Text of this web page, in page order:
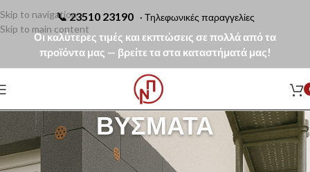
📞23510 23190 · Τηλεφωνικές παραγγελίες
Οι καλύτερες τιμές και εκπτώσεις σε πολλά από τα
προϊόντα μας — βρείτε τα στα καταστήματά μας!
Skip to navigation
Skip to main content
ΒΎΣΜΑΤΑ
Τα βύσματα μονωτικών θερμοπρόσοψης χρησιμοποιούνται για τη
μηχανική στερέωση θερμομονωτικών πλακών σε συστήματα